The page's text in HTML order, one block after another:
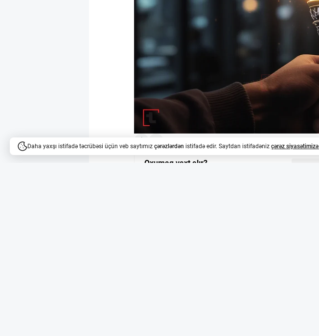
Oxumaq vaxt alır?
Daha yaxşı istifadə təcrübəsi üçün veb saytımız çərəzlərdən istifadə edir. Saytdan istifadəniz çərəz siyasətimizə